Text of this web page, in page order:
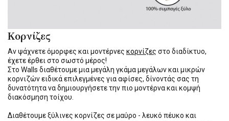
Κορνίζες
Αν ψάχνετε όμορφες και μοντέρνες κορνίζες στο διαδίκτυο,
έχετε έρθει στο σωστό μέρος!
Στο Walls διαθέτουμε μια μεγάλη γκάμα μεγάλων και μικρών
κορνιζών ειδικά επιλεγμένες για αφίσες, δίνοντάς σας τη
δυνατότητα να δημιουργήσετε την πιο μοντέρνα και κομψή
διακόσμηση τοίχου.
Διαθέτουμε ξύλινες κορνίζες σε μαύρο - λευκό πέυκο και